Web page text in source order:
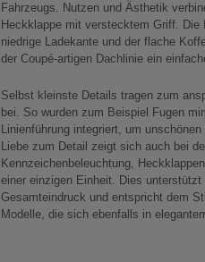
Fahrzeugs. Nutzen und Ästhetik
Heckklappe mit verstecktem Griff. Die
niedrige Ladekante und der flache
der Coupé-artigen Dachlinie ein
Selbst kleinste Details tragen zum
bei. So wurden zum Beispiel Fugen
Linienführung integriert, um
Liebe zum Detail zeigt sich auch bei
Kennzeichenbeleuchtung,
einer einzigen Einheit. Dies
Gesamteindruck und entspricht dem
Modelle, die sich ebenfalls in